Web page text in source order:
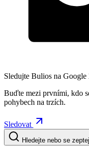
Sledujte Bulios na Google
Buďte mezi prvními, kdo
pohybech na trzích.
Sledovat
Hledejte nebo se